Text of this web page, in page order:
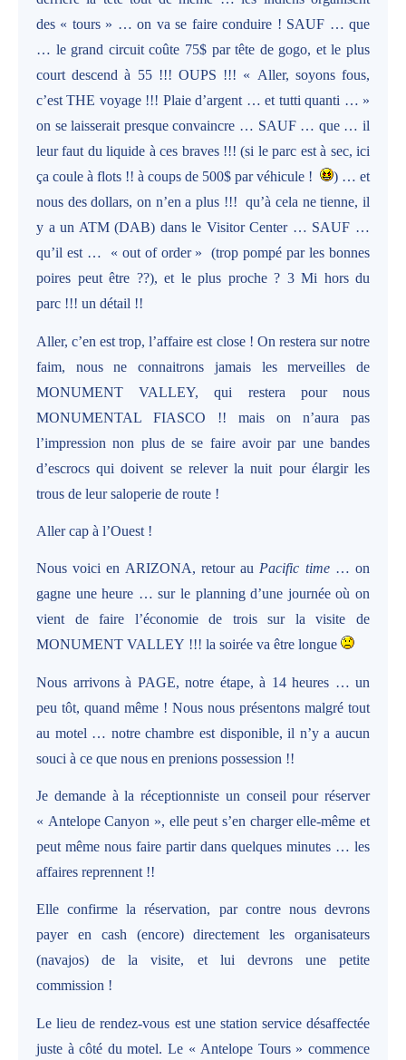
des « tours » … on va se faire conduire ! SAUF … que
… le grand circuit coûte 75$ par tête de gogo, et le plus
court descend à 55 !!! OUPS !!! « Aller, soyons fous,
c’est THE voyage !!! Plaie d’argent … et tutti quanti … »
on se laisserait presque convaincre … SAUF … que … il
leur faut du liquide à ces braves !!! (si le parc est à sec, ici
ça coule à flots !! à coups de 500$ par véhicule !
) … et
nous des dollars, on n’en a plus !!!
qu’à cela ne tienne, il
y a un ATM (DAB) dans le Visitor Center … SAUF …
qu’il est …
« out of order »
(trop pompé par les bonnes
poires peut être ??), et le plus proche ? 3 Mi hors du
parc !!! un détail !!
Aller, c’en est trop, l’affaire est close ! On restera sur notre
faim, nous ne connaitrons jamais les merveilles de
MONUMENT VALLEY, qui restera pour nous
MONUMENTAL FIASCO !! mais on n’aura pas
l’impression non plus de se faire avoir par une bandes
d’escrocs qui doivent se relever la nuit pour élargir les
trous de leur saloperie de route !
Aller cap à l’Ouest !
Nous voici en ARIZONA, retour au Pacific time… on
gagne une heure … sur le planning d’une journée où on
vient de faire l’économie de trois sur la visite de
MONUMENT VALLEY !!! la soirée va être longue
Nous arrivons à PAGE, notre étape, à 14 heures … un
peu tôt, quand même ! Nous nous présentons malgré tout
au motel … notre chambre est disponible, il n’y a aucun
souci à ce que nous en prenions possession !!
Je demande à la réceptionniste un conseil pour réserver
« Antelope Canyon », elle peut s’en charger elle-même et
peut même nous faire partir dans quelques minutes … les
affaires reprennent !!
Elle confirme la réservation, par contre nous devrons
payer en cash (encore) directement les organisateurs
(navajos) de la visite, et lui devrons une petite
commission !
Le lieu de rendez-vous est une station service désaffectée
juste à côté du motel. Le « Antelope Tours » commence